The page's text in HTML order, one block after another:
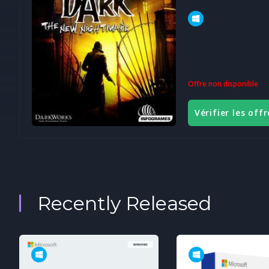
Offre non disponible
Vérifier les
Recently Released